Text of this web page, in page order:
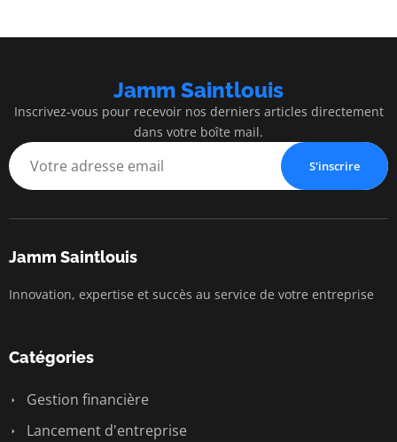
Jamm Saintlouis
Inscrivez-vous pour recevoir nos derniers articles directement
dans votre boîte mail.
S'inscrire
Jamm Saintlouis
Innovation, expertise et succès au service de votre entreprise
Catégories
Gestion financière
Lancement d'entreprise